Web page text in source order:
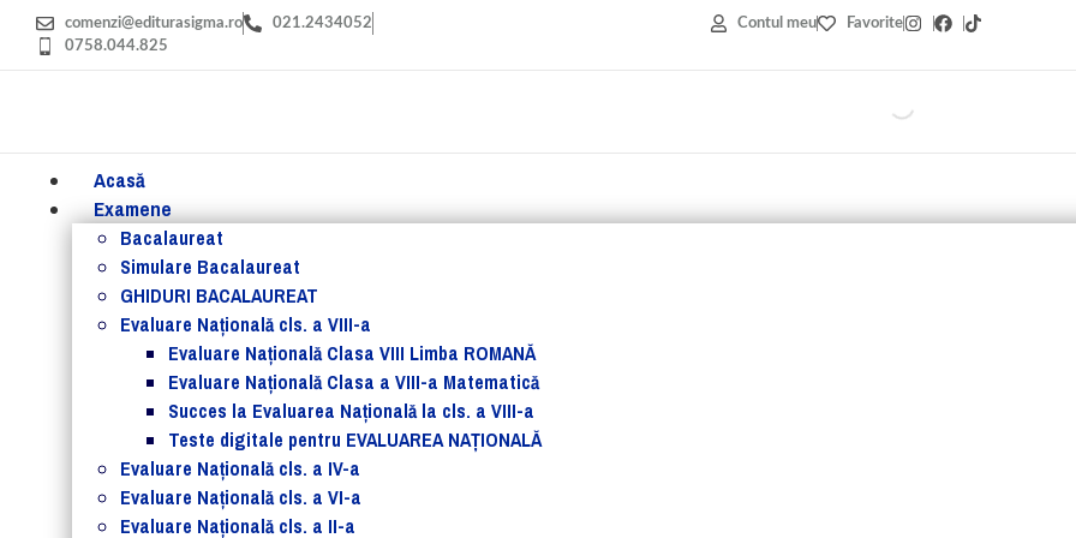
comenzi@editurasigma.ro
021.2434052
0758.044.825
Contul meu Favorite
Acasă
Examene
Bacalaureat
Simulare Bacalaureat
GHIDURI BACALAUREAT
Evaluare Naţională cls. a VIII-a
Evaluare Naţională Clasa VIII Limba ROMANĂ
Evaluare Naţională Clasa a VIII-a Matematică
Succes la Evaluarea Națională la cls. a VIII-a
Teste digitale pentru EVALUAREA NAȚIONALĂ
Evaluare Naţională cls. a IV-a
Evaluare Naţională cls. a VI-a
Evaluare Naţională cls. a II-a